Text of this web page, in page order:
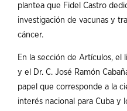
plantea que Fidel Castro
investigación de vacunas y
cáncer.
En la sección de Artículos, el
y el Dr. C. José Ramón
papel que corresponde a la
interés nacional para Cuba y